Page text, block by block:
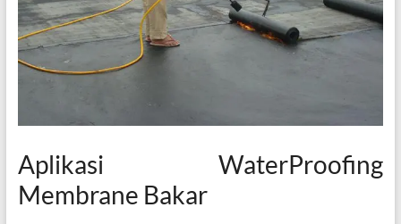
Aplikasi WaterProofing
Membrane Bakar